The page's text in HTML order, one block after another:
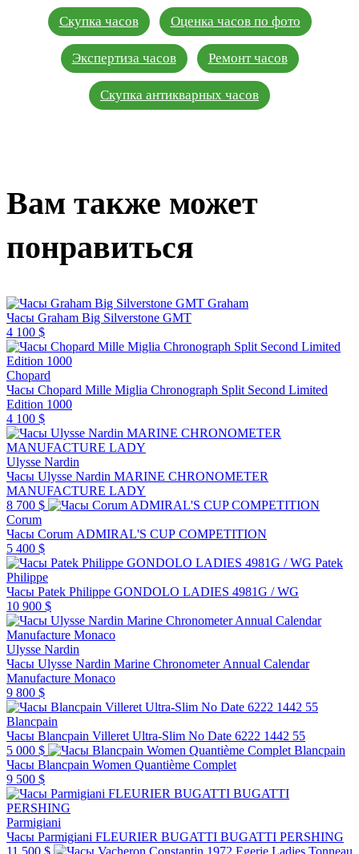
Скупка часов Оценка часов по фото
Экспертиза часов Ремонт часов
Скупка антикварных часов
Вам также может
понравиться
Graham
Часы Graham Big Silverstone GMT
4 100 $
Chopard
Часы Chopard Mille Miglia Chronograph Split Second Limited
Edition 1000
4 100 $
Ulysse Nardin
Часы Ulysse Nardin MARINE CHRONOMETER
MANUFACTURE LADY
8 700 $
Corum
Часы Corum ADMIRAL'S CUP COMPETITION
5 400 $
Patek
Philippe
Часы Patek Philippe GONDOLO LADIES 4981G / WG
10 900 $
Ulysse Nardin
Часы Ulysse Nardin Marine Chronometer Annual Calendar
Manufacture Monaco
9 800 $
Blancpain
Часы Blancpain Villeret Ultra-Slim No Date 6222 1442 55
5 000 $
Blancpain
Часы Blancpain Women Quantième Complet
9 500 $
Parmigiani
Часы Parmigiani FLEURIER BUGATTI BUGATTI PERSHING
11 500 $